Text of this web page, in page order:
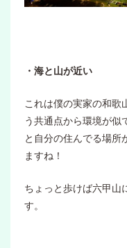
・海と山が近い
これは僕の実家の和歌
う共通点から環境が似
と自分の住んでる場所
ますね！
ちょっと歩けば六甲山
す。